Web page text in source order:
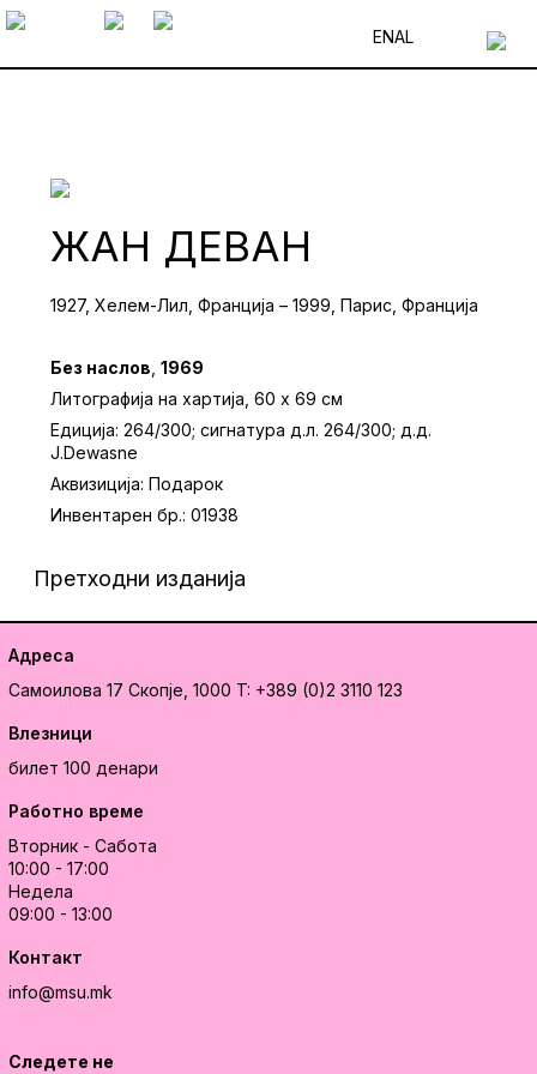
ENAL
ЖАН ДЕВАН
1927, Хелем-Лил, Франција – 1999, Парис, Франција
Без наслов 1969
Литографија на хартија, 60 x 69 см
Едиција: 264/300; сигнатура д.л. 264/300; д.д.
Ј.Dewasne
Аквизиција: Подарок
Инвентарен бр.: 01938
Претходни изданија
Адреса
Самоилова 17 Скопје, 1000 T: +389 (0)2 3110 123
Влезници
билет 100 денари
Работно време
Вторник - Сабота
10:00 - 17:00
Недела
09:00 - 13:00
Контакт
info@msu.mk
Следете не